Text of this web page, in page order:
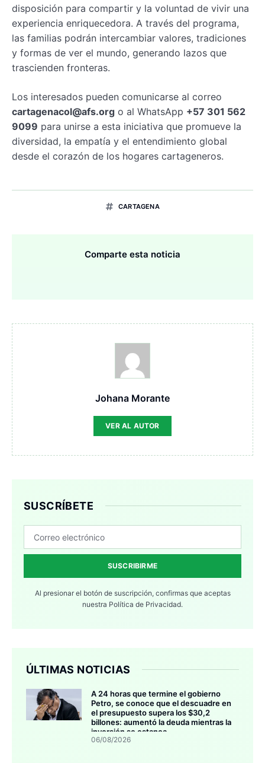
disposición para compartir y la voluntad de vivir una
experiencia enriquecedora. A través del programa,
las familias podrán intercambiar valores, tradiciones
y formas de ver el mundo, generando lazos que
trascienden fronteras.
Los interesados pueden comunicarse al correo
cartagenacol@afs.org o al WhatsApp +57 301 562
9099 para unirse a esta iniciativa que promueve la
diversidad, la empatía y el entendimiento global
desde el corazón de los hogares cartageneros.
CARTAGENA
Comparte esta noticia
Johana Morante
VER AL AUTOR
SUSCRÍBETE
SUSCRIBIRME
Al presionar el botón de suscripción, confirmas que aceptas
nuestra Política de Privacidad.
ÚLTIMAS NOTICIAS
A 24 horas que termine el gobierno
Petro, se conoce que el descuadre en
el presupuesto supera los $30,2
billones: aumentó la deuda mientras la
inversión se estanca
06/08/2026